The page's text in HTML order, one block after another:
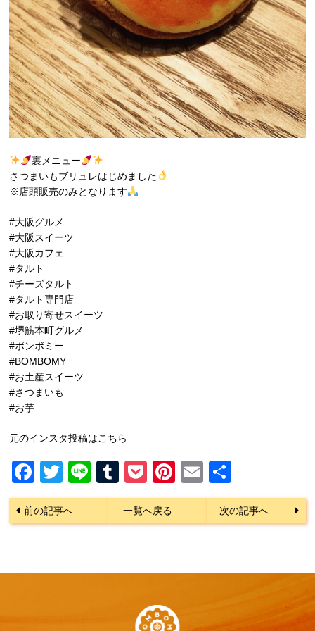
裏メニュー
さつまいもブリュレはじめました
※店頭販売のみとなります
#大阪グルメ
#大阪スイーツ
#大阪カフェ
#タルト
#チーズタルト
#タルト専門店
#お取り寄せスイーツ
#堺筋本町グルメ
#ボンボミー
#BOMBOMY
#お土産スイーツ
#さつまいも
#お芋
元のインスタ投稿はこちら
Facebook
Twitter
LineTumblr
Pocket
Pinterest
Email
有
前の記事へ 一覧へ戻る 次の記事へ